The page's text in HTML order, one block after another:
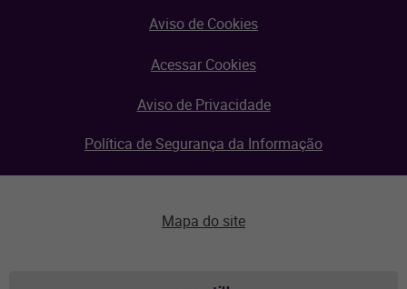
Aviso de Cookies
Acessar Cookies
Aviso de Privacidade
Política de Segurança da Informação
Mapa do site